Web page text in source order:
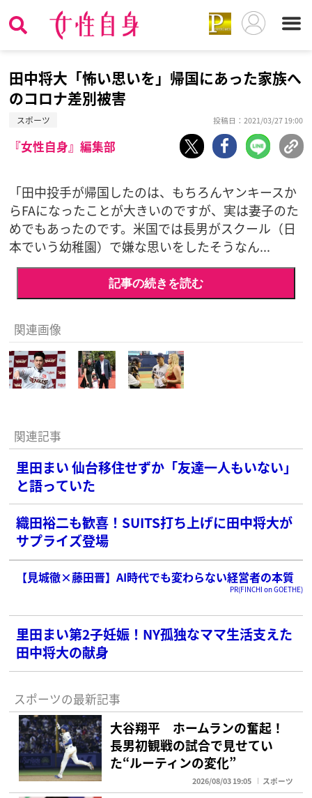
田中将大「怖い思いを」帰国にあった家族へ
のコロナ差別被害
スポーツ 投稿日：2021/03/27 19:00
『女性自身』編集部
「田中投手が帰国したのは、もちろんヤンキースか
らFAになったことが大きいのですが、実は妻子のた
めでもあったのです。米国では長男がスクール（日
本でいう幼稚園）で嫌な思いをしたそうなん...
記事の続きを読む
関連画像
関連記事
里田まい 仙台移住せずか「友達一人もいない」
と語っていた
織田裕二も歓喜！SUITS打ち上げに田中将大が
サプライズ登場
【見城徹×藤田晋】AI時代でも変わらない経営者の本質
PR(FINCHI on GOETHE)
里田まい第2子妊娠！NY孤独なママ生活支えた
田中将大の献身
スポーツの最新記事
大谷翔平 ホームランの奮起！
長男初観戦の試合で見せてい
た“ルーティンの変化”
2026/08/03 19:05 スポーツ